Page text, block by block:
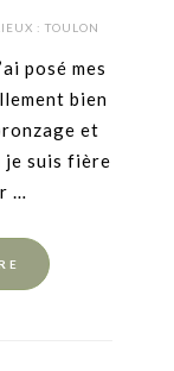
: TOULON
posé mes
bien
et
je suis fière
…